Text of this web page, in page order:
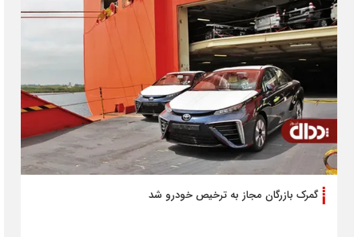
گمرک بازرگان مجاز به ترخیص خودرو شد